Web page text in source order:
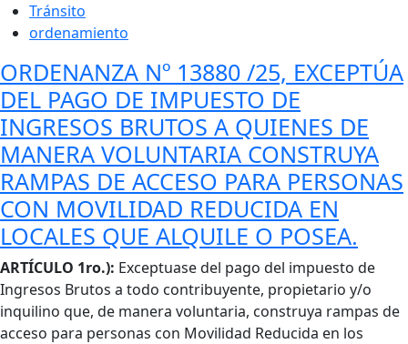
Tránsito
ordenamiento
ORDENANZA Nº 13880 /25, EXCEPTÚA
DEL PAGO DE IMPUESTO DE
INGRESOS BRUTOS A QUIENES DE
MANERA VOLUNTARIA CONSTRUYA
RAMPAS DE ACCESO PARA PERSONAS
CON MOVILIDAD REDUCIDA EN
LOCALES QUE ALQUILE O POSEA.
Cuerpo
ARTÍCULO 1ro.): Exceptuase del pago del impuesto de
Ingresos Brutos a todo contribuyente, propietario y/o
inquilino que, de manera voluntaria, construya rampas de
acceso para personas con Movilidad Reducida en los